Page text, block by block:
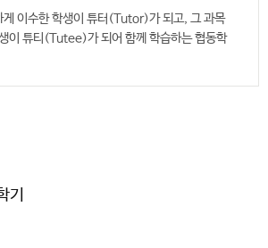
게 이수한 학생이 튜터(Tutor)가 되고, 그 과목
이 튜티(Tutee)가 되어 함께 학습하는 협동학
기